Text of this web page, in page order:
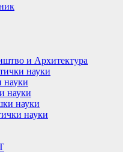
и Архитектура
науки
науки
науки
науки
науки